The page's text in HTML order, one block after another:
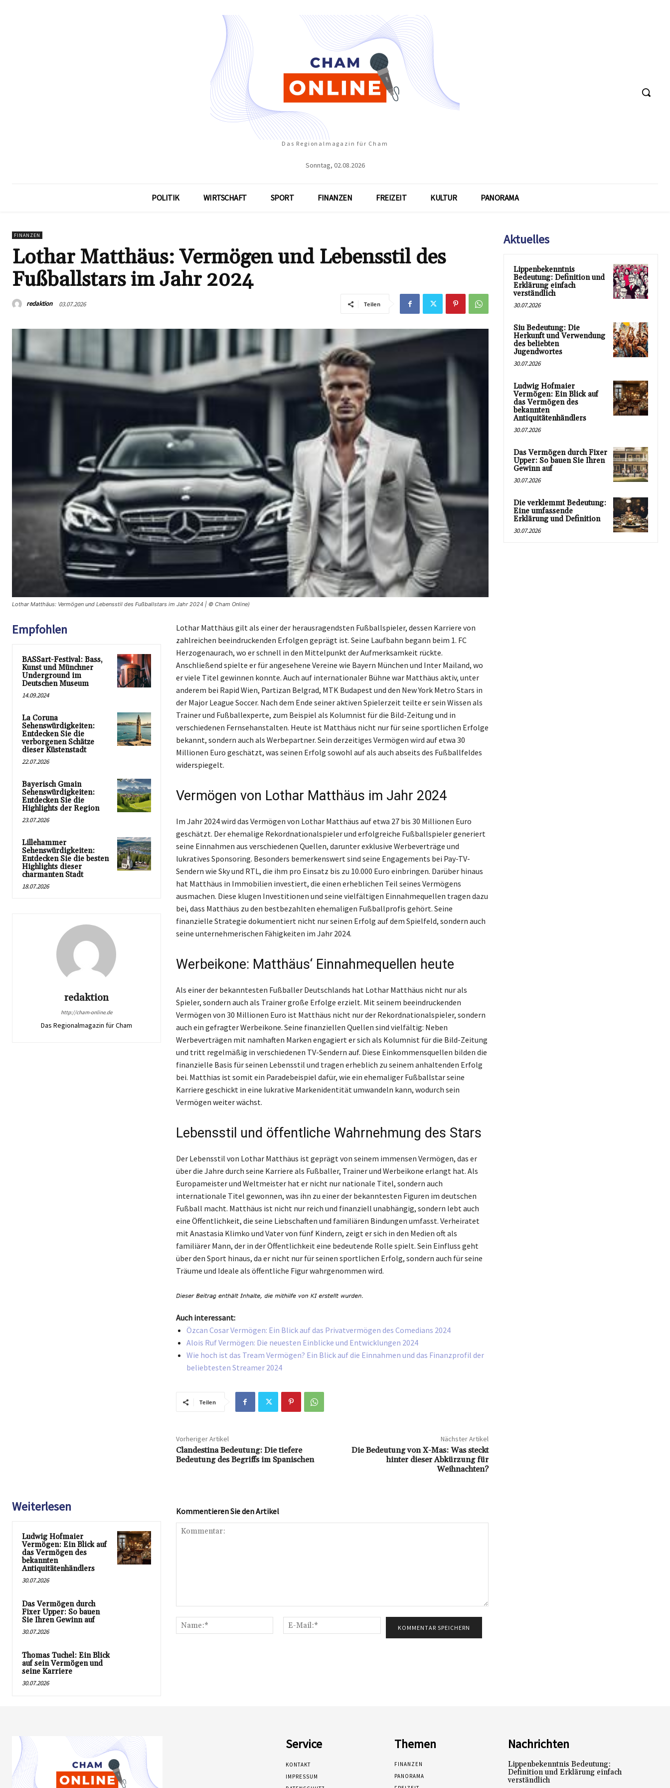
Das Regionalmagazin für Cham
Sonntag, 02.08.2026
POLITIK WIRTSCHAFT SPORT FINANZEN FREIZEIT KULTUR PANORAMA
FINANZEN
Lothar Matthäus: Vermögen und Lebensstil des
Fußballstars im Jahr 2024
redaktion 03.07.2026 Teilen
Lothar Matthäus: Vermögen und Lebensstil des Fußballstars im Jahr 2024 | © Cham Online)
Empfohlen
BASSart-Festival: Bass,
Kunst und Münchner
Underground im
Deutschen Museum
14.09.2024
La Coruna
Sehenswürdigkeiten:
Entdecken Sie die
verborgenen Schätze
dieser Küstenstadt
22.07.2026
Bayerisch Gmain
Sehenswürdigkeiten:
Entdecken Sie die
Highlights der Region
23.07.2026
Lillehammer
Sehenswürdigkeiten:
Entdecken Sie die besten
Highlights dieser
charmanten Stadt
18.07.2026
redaktion
http://cham-online.de
Das Regionalmagazin für Cham
Lothar Matthäus gilt als einer der herausragendsten Fußballspieler, dessen Karriere von
zahlreichen beeindruckenden Erfolgen geprägt ist. Seine Laufbahn begann beim 1. FC
Herzogenaurach, wo er schnell in den Mittelpunkt der Aufmerksamkeit rückte.
Anschließend spielte er für angesehene Vereine wie Bayern München und Inter Mailand, wo
er viele Titel gewinnen konnte. Auch auf internationaler Bühne war Matthäus aktiv, unter
anderem bei Rapid Wien, Partizan Belgrad, MTK Budapest und den New York Metro Stars in
der Major League Soccer. Nach dem Ende seiner aktiven Spielerzeit teilte er sein Wissen als
Trainer und Fußballexperte, zum Beispiel als Kolumnist für die Bild-Zeitung und in
verschiedenen Fernsehanstalten. Heute ist Matthäus nicht nur für seine sportlichen Erfolge
bekannt, sondern auch als Werbepartner. Sein derzeitiges Vermögen wird auf etwa 30
Millionen Euro geschätzt, was seinen Erfolg sowohl auf als auch abseits des Fußballfeldes
widerspiegelt.
Vermögen von Lothar Matthäus im Jahr 2024
Im Jahr 2024 wird das Vermögen von Lothar Matthäus auf etwa 27 bis 30 Millionen Euro
geschätzt. Der ehemalige Rekordnationalspieler und erfolgreiche Fußballspieler generiert
seine Einnahmen aus verschiedenen Quellen, darunter exklusive Werbeverträge und
lukratives Sponsoring. Besonders bemerkenswert sind seine Engagements bei Pay-TV-
Sendern wie Sky und RTL, die ihm pro Einsatz bis zu 10.000 Euro einbringen. Darüber hinaus
hat Matthäus in Immobilien investiert, die einen erheblichen Teil seines Vermögens
ausmachen. Diese klugen Investitionen und seine vielfältigen Einnahmequellen tragen dazu
bei, dass Matthäus zu den bestbezahlten ehemaligen Fußballprofis gehört. Seine
finanzielle Strategie dokumentiert nicht nur seinen Erfolg auf dem Spielfeld, sondern auch
seine unternehmerischen Fähigkeiten im Jahr 2024.
Werbeikone: Matthäus‘ Einnahmequellen heute
Als einer der bekanntesten Fußballer Deutschlands hat Lothar Matthäus nicht nur als
Spieler, sondern auch als Trainer große Erfolge erzielt. Mit seinem beeindruckenden
Vermögen von 30 Millionen Euro ist Matthäus nicht nur der Rekordnationalspieler, sondern
auch ein gefragter Werbeikone. Seine finanziellen Quellen sind vielfältig: Neben
Werbeverträgen mit namhaften Marken engagiert er sich als Kolumnist für die Bild-Zeitung
und tritt regelmäßig in verschiedenen TV-Sendern auf. Diese Einkommensquellen bilden die
finanzielle Basis für seinen Lebensstil und tragen erheblich zu seinem anhaltenden Erfolg
bei. Matthias ist somit ein Paradebeispiel dafür, wie ein ehemaliger Fußballstar seine
Karriere geschickt in eine lukrative Markenidentität umwandeln kann, wodurch sein
Vermögen weiter wächst.
Lebensstil und öffentliche Wahrnehmung des Stars
Der Lebensstil von Lothar Matthäus ist geprägt von seinem immensen Vermögen, das er
über die Jahre durch seine Karriere als Fußballer, Trainer und Werbeikone erlangt hat. Als
Europameister und Weltmeister hat er nicht nur nationale Titel, sondern auch
internationale Titel gewonnen, was ihn zu einer der bekanntesten Figuren im deutschen
Fußball macht. Matthäus ist nicht nur reich und finanziell unabhängig, sondern lebt auch
eine Öffentlichkeit, die seine Liebschaften und familiären Bindungen umfasst. Verheiratet
mit Anastasia Klimko und Vater von fünf Kindern, zeigt er sich in den Medien oft als
familiärer Mann, der in der Öffentlichkeit eine bedeutende Rolle spielt. Sein Einfluss geht
über den Sport hinaus, da er nicht nur für seinen sportlichen Erfolg, sondern auch für seine
Träume und Ideale als öffentliche Figur wahrgenommen wird.
Auch interessant:
Özcan Cosar Vermögen: Ein Blick auf das Privatvermögen des Comedians 2024
Alois Ruf Vermögen: Die neuesten Einblicke und Entwicklungen 2024
Wie hoch ist das Tream Vermögen? Ein Blick auf die Einnahmen und das Finanzprofil der
beliebtesten Streamer 2024
Teilen
Vorheriger Artikel
Clandestina Bedeutung: Die tiefere
Bedeutung des Begriffs im Spanischen
Nächster Artikel
Die Bedeutung von X-Mas: Was steckt
hinter dieser Abkürzung für
Weihnachten?
Weiterlesen
Ludwig Hofmaier
Vermögen: Ein Blick auf
das Vermögen des
bekannten
Antiquitätenhändlers
30.07.2026
Das Vermögen durch
Fixer Upper: So bauen
Sie Ihren Gewinn auf
30.07.2026
Thomas Tuchel: Ein Blick
auf sein Vermögen und
seine Karriere
30.07.2026
Kommentieren Sie den Artikel
Name:*
Mail:*
Aktuelles
Lippenbekenntnis
Bedeutung: Definition und
Erklärung einfach
verständlich
30.07.2026
Siu Bedeutung: Die
Herkunft und Verwendung
des beliebten
Jugendwortes
30.07.2026
Ludwig Hofmaier
Vermögen: Ein Blick auf
das Vermögen des
bekannten
Antiquitätenhändlers
30.07.2026
Das Vermögen durch Fixer
Upper: So bauen Sie Ihren
Gewinn auf
30.07.2026
Die verklemmt Bedeutung:
Eine umfassende
Erklärung und Definition
30.07.2026
Service
KONTAKT
IMPRESSUM
Themen
FINANZEN
PANORAMA
Nachrichten
Lippenbekenntnis Bedeutung:
Definition und Erklärung einfach
verständlich